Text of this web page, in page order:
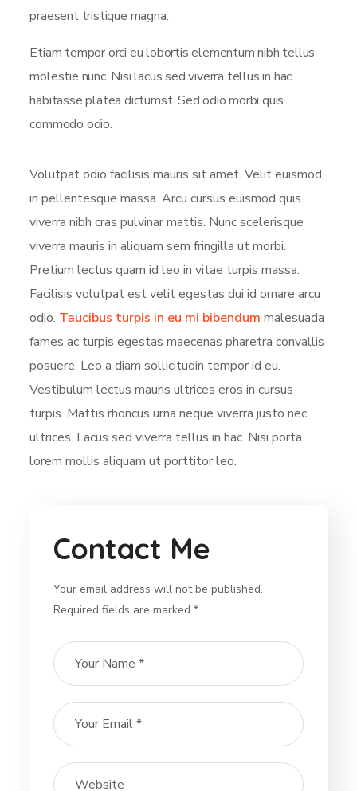
praesent tristique magna.
Etiam tempor orci eu lobortis elementum nibh tellus
molestie nunc. Nisi lacus sed viverra tellus in hac
habitasse platea dictumst. Sed odio morbi quis
commodo odio.
Volutpat odio facilisis mauris sit amet. Velit euismod
in pellentesque massa. Arcu cursus euismod quis
viverra nibh cras pulvinar mattis. Nunc scelerisque
viverra mauris in aliquam sem fringilla ut morbi.
Pretium lectus quam id leo in vitae turpis massa.
Facilisis volutpat est velit egestas dui id ornare arcu
odio. Taucibus turpis in eu mi bibendum malesuada
fames ac turpis egestas maecenas pharetra convallis
posuere. Leo a diam sollicitudin tempor id eu.
Vestibulum lectus mauris ultrices eros in cursus
turpis. Mattis rhoncus urna neque viverra justo nec
ultrices. Lacus sed viverra tellus in hac. Nisi porta
lorem mollis aliquam ut porttitor leo.
Contact Me
Your email address will not be published.
Required fields are marked *